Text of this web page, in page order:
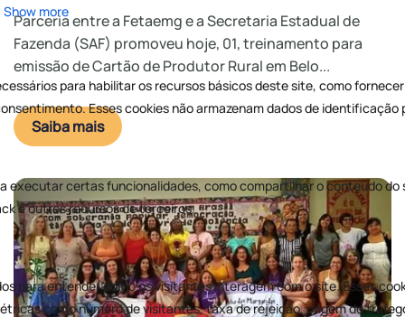
Parceria entre a Fetaemg e a Secretaria Estadual de
Fazenda (SAF) promoveu hoje, 01, treinamento para
emissão de Cartão de Produtor Rural em Belo...
Saiba mais